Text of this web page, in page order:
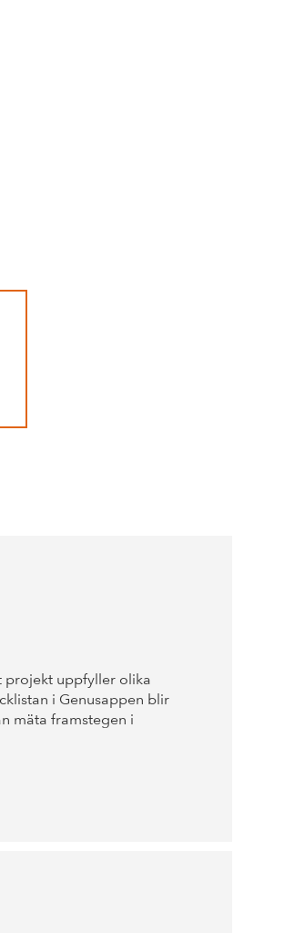
projekt uppfyller olika
i Genusappen blir
mäta framstegen i